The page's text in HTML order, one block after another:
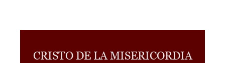
CRISTO DE LA MISERICORDIA